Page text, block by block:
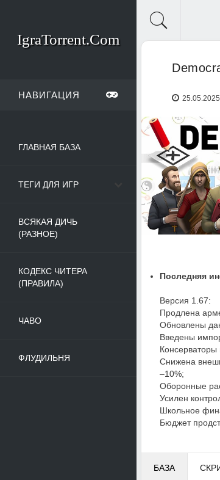
IgraTorrent.Com
НАВИГАЦИЯ
ГЛАВНАЯ БАЗА
ТЕГИ ДЛЯ ИГР
ВСЯКАЯ ДИЧЬ
(РАЗНОЕ)
КОДЕКС ЧИТЕРА
(ПРАВИЛА)
ЧАВО
ФЛУДИЛЬНЯ
25.05.2025
Последняя
Версия 1.67:
Продлена
Обновлены
Введены
Консерваторы
Снижена
–10%;
Оборонные
Усилен
Школьное
Бюджет
БАЗА